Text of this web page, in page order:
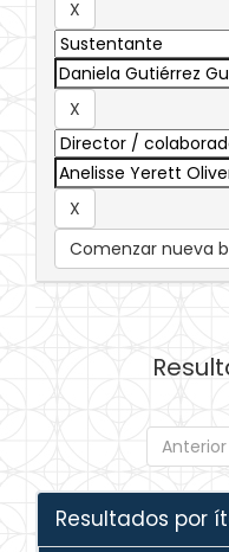
Comenzar nueva
Anterior
Resultados por